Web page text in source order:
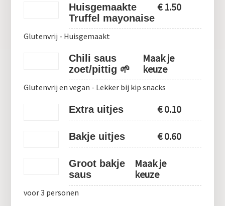
Huisgemaakte
Truffel mayonaise
€1.50
Glutenvrij - Huisgemaakt
Chili saus
zoet/pittig 🌱
Maak je
keuze
Glutenvrij en vegan - Lekker bij kip snacks
Extra uitjes €0.10
Bakje uitjes €0.60
Groot bakje
saus
Maak je
keuze
voor 3 personen